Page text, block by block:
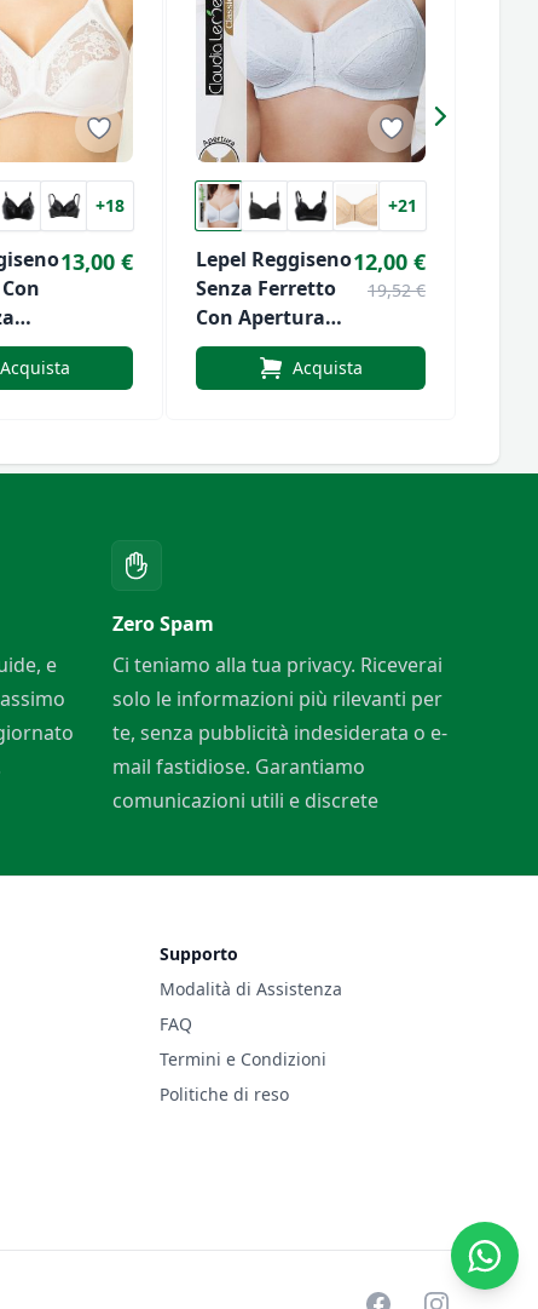
+18
13,00 €
Acquista
+21
Lepel Reggiseno
Senza Ferretto
Con Apertura
Frontale
Art.ADELE
12,00 €
19,52 €
Acquista
e
Zero Spam
Ci teniamo alla tua privacy. Riceverai
solo le informazioni più rilevanti per
te, senza pubblicità indesiderata o e-
mail fastidiose. Garantiamo
comunicazioni utili e discrete
Supporto
Modalità di Assistenza
FAQ
Termini e Condizioni
Politiche di reso
facebookinstagram